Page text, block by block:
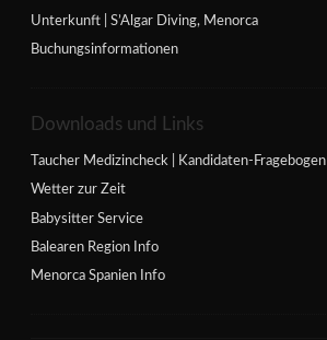
Unterkunft | S’Algar Diving, Menorca
Buchungsinformationen
Downloads und Links
Taucher Medizincheck | Kandidaten-Fragebogen
Wetter zur Zeit
Babysitter Service
Balearen Region Info
Menorca Spanien Info